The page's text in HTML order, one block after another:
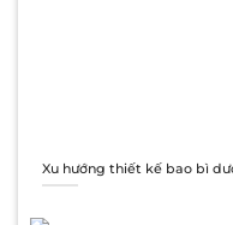
Xu hướng thiết kế bao bì